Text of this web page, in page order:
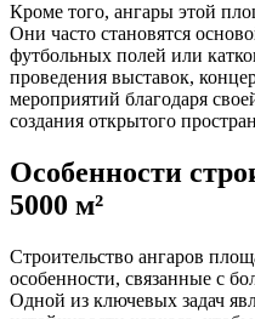
Кроме того, ангары этой
Они часто становятся
футбольных полей или
проведения выставок,
мероприятий благодаря
создания открытого
Особенности
5000 м²
Строительство ангаров
особенности, связанные с
Одной из ключевых задач